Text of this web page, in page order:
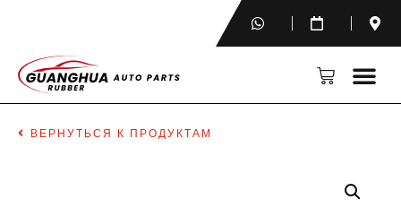
ВЕРНУТЬСЯ К ПРОДУКТАМ